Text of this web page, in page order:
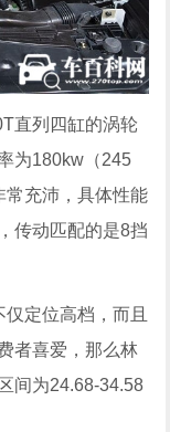
直列四缸的涡轮
为180kw（245
常充沛，具体性能
传动匹配的是8挡
定位高档，而且
者喜爱，那么林
间为24.68-34.58